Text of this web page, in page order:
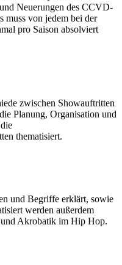
Neuerungen des CCVD-
muss von jedem bei der
pro Saison absolviert
zwischen Showauftritten
Planung, Organisation und
thematisiert.
und Begriffe erklärt, sowie
werden außerdem
und Akrobatik im Hip Hop.